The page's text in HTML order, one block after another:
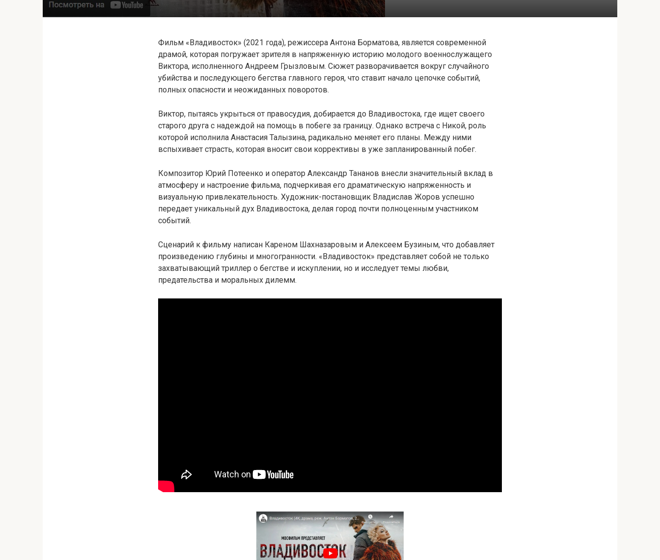
Фильм «Владивосток» (2021 года), режиссера Антона Борматова, является современной
драмой, которая погружает зрителя в напряженную историю молодого военнослужащего
Виктора, исполненного Андреем Грызловым. Сюжет разворачивается вокруг случайного
убийства и последующего бегства главного героя, что ставит начало цепочке событий,
полных опасности и неожиданных поворотов.
Виктор, пытаясь укрыться от правосудия, добирается до Владивостока, где ищет своего
старого друга с надеждой на помощь в побеге за границу. Однако встреча с Никой, роль
которой исполнила Анастасия Талызина, радикально меняет его планы. Между ними
вспыхивает страсть, которая вносит свои коррективы в уже запланированный побег.
Композитор Юрий Потеенко и оператор Александр Тананов внесли значительный вклад в
атмосферу и настроение фильма, подчеркивая его драматическую напряженность и
визуальную привлекательность. Художник-постановщик Владислав Жоров успешно
передает уникальный дух Владивостока, делая город почти полноценным участником
событий.
Сценарий к фильму написан Кареном Шахназаровым и Алексеем Бузиным, что добавляет
произведению глубины и многогранности. «Владивосток» представляет собой не только
захватывающий триллер о бегстве и искуплении, но и исследует темы любви,
предательства и моральных дилемм.